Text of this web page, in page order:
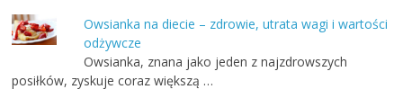
Owsianka na diecie – zdrowie, utrata wagi i wartości
odżywcze
Owsianka, znana jako jeden z najzdrowszych
posiłków, zyskuje coraz większą …